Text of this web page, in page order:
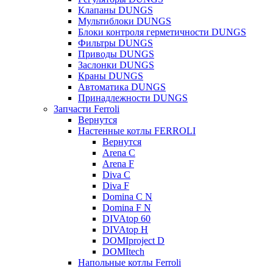
Клапаны DUNGS
Мультиблоки DUNGS
Блоки контроля герметичности DUNGS
Фильтры DUNGS
Приводы DUNGS
Заслонки DUNGS
Краны DUNGS
Автоматика DUNGS
Принадлежности DUNGS
Запчасти Ferroli
Вернутся
Настенные котлы FERROLI
Вернутся
Arena C
Arena F
Diva C
Diva F
Domina C N
Domina F N
DIVAtop 60
DIVAtop H
DOMIproject D
DOMItech
Напольные котлы Ferroli